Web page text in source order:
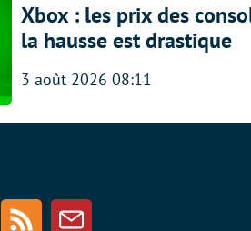
Xbox : les prix des
la hausse est drastique
3 août 2026 08:11
Youtube RSS Newsletter